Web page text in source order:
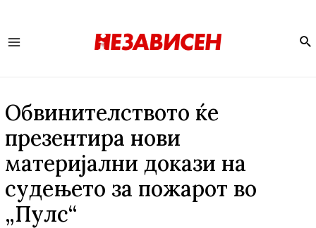
Обвинителството ќе
презентира нови
материјални докази на
судењето за пожарот во
„Пулс“